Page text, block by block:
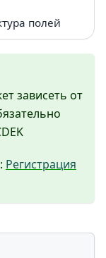
полей
зависеть от
Регистрация